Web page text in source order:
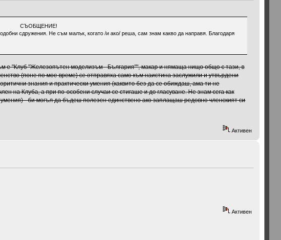
СЪОБЩЕНИЕ!
сдружения. Не съм малък, когато /и ако/ реша, сам знам какво да направя. Благодаря
е "Клуб "Железопътен моделизъм - България"", макар и нямаща нищо общо с тази, в
(поне по мое време) се отправяха само към наистина заслужили и утвърдени
знания и практически умения (каквито без да се обиждаш, ама ти не
на Клуба, а при по-особени случаи се стигаше и до гласуване. Не знам сега как
- би могъл да бъдеш полезен единствено ако заплащаш редовно членският си
Активен
Активен